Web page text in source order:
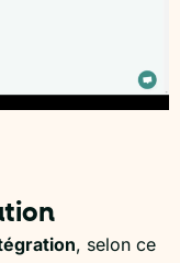
, selon ce